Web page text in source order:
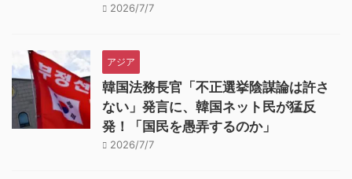
2026/7/7
アジア
韓国法務長官「不正選挙陰謀論は許さ
ない」発言に、韓国ネット民が猛反
発！「国民を愚弄するのか」
2026/7/7